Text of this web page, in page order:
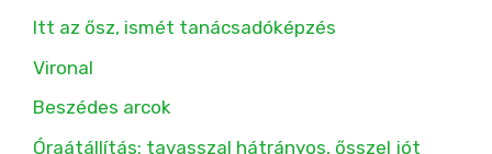
Itt az ősz, ismét tanácsadóképzés
Vironal
Beszédes arcok
Óraátállítás: tavasszal hátrányos, ősszel jót